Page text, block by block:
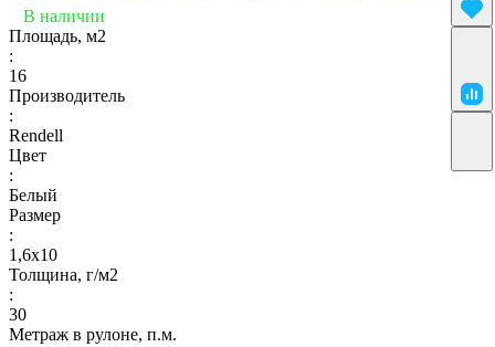
В наличии
Площадь, м2
:
16
Производитель
:
Rendell
Цвет
:
Белый
Размер
:
1,6х10
Толщина, г/м2
:
30
Метраж в рулоне, п.м.